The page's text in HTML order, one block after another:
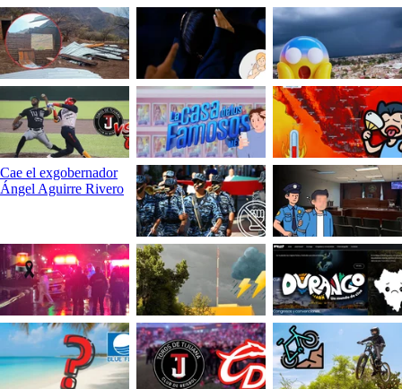
Cae el exgobernador
Ángel Aguirre Rivero